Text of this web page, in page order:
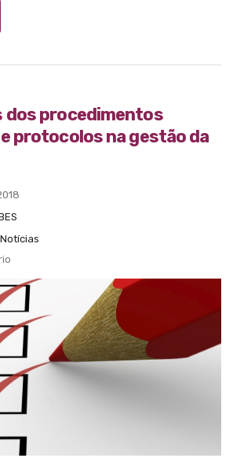
dos procedimentos
protocolos na gestão da